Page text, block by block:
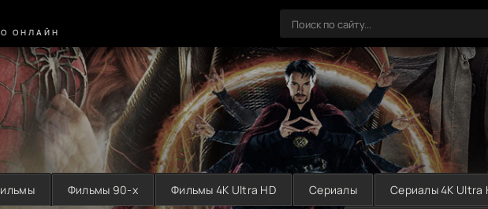
ОНЛАЙН
Фильмы 90-х Фильмы 4K Ultra HD Сериалы Сериалы 4K Ultra